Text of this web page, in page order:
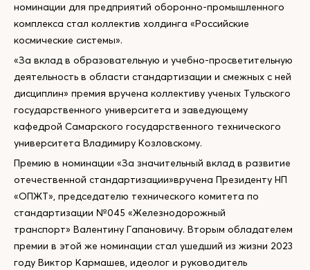
номинации для предприятий оборонно-промышленного
комплекса стал коллектив холдинга «Российские
космические системы».
«За вклад в образовательную и учебно-просветительную
деятельность в области стандартизации и смежных с ней
дисциплин» премия вручена коллективу ученых Тульского
государственного университета и заведующему
кафедрой Самарского государственного технического
университета Владимиру Козловскому.
Премию в номинации «За значительный вклад в развитие
отечественной стандартизации»вручена Президенту НП
«ОПЖТ», председателю технического комитета по
стандартизации №045 «Железнодорожный
транспорт» Валентину Гапановичу. Вторым обладателем
премии в этой же номинации стал ушедший из жизни 2023
году Виктор Кармашев, идеолог и руководитель